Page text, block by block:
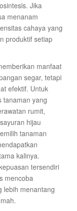
Jika
menanam
cahaya yang
produktif setiap
manfaat
segar, tetapi
efektif. Untuk
tanaman yang
rumit,
hijau
tanaman
kalinya.
tersendiri
mencoba
lebih menantang